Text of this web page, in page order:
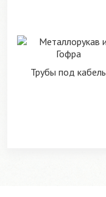
Трубы под кабель